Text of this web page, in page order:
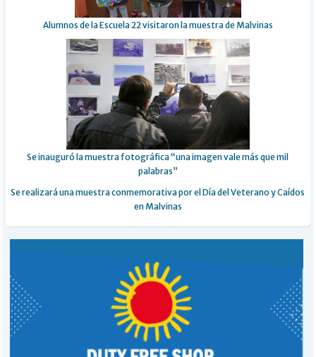
Alumnos de la Escuela 22 visitaron la muestra de Malvinas
Se inauguró la muestra fotográfica “una imagen vale más que mil
palabras”
Se realizará una muestra conmemorativa por el Día del Veterano y Caídos
en Malvinas